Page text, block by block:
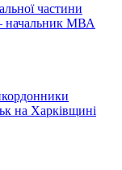
частини
начальник МВА
на Харківщині